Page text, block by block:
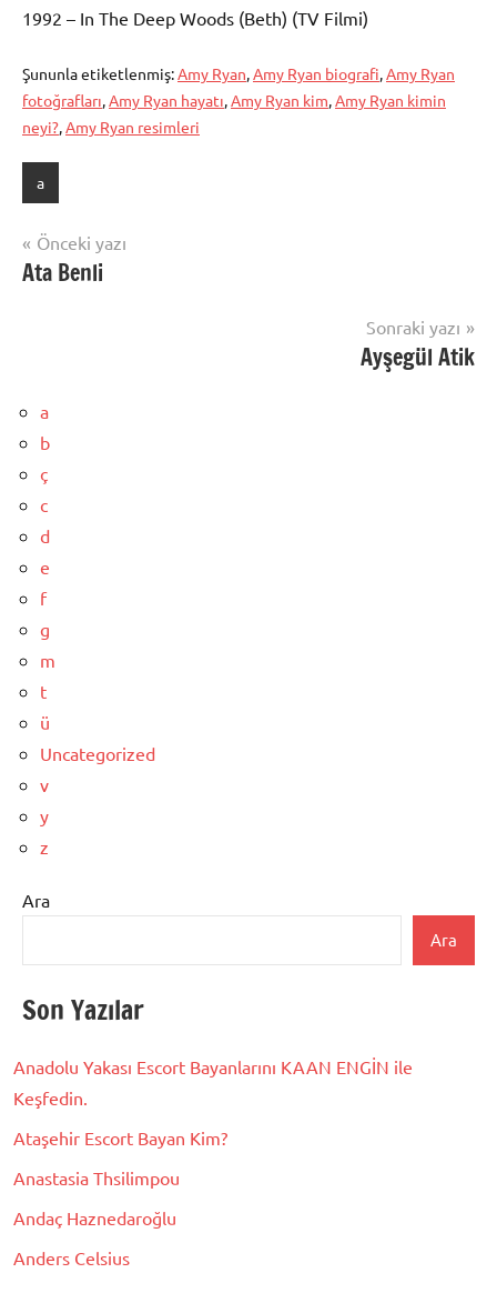
1992 – In The Deep Woods (Beth) (TV Filmi)
Şununla etiketlenmiş:Amy Ryan,Amy Ryan biografi,Amy Ryan
fotoğrafları,Amy Ryan hayatı,Amy Ryan kim,Amy Ryan kimin
neyi?,Amy Ryan resimleri
a
Yazı
gezinmesi
Önceki yazı
Ata Benli
Sonraki yazı
Ayşegül Atik
a
b
ç
c
d
e
f
g
m
t
ü
Uncategorized
v
y
z
Ara
Ara
Son Yazılar
Anadolu Yakası Escort Bayanlarını KAAN ENGİN ile
Keşfedin.
Ataşehir Escort Bayan Kim?
Anastasia Thsilimpou
Andaç Haznedaroğlu
Anders Celsius